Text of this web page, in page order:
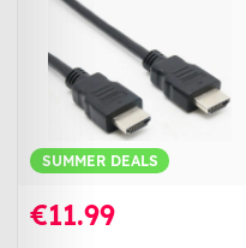
SUMMER DEALS
€11.99